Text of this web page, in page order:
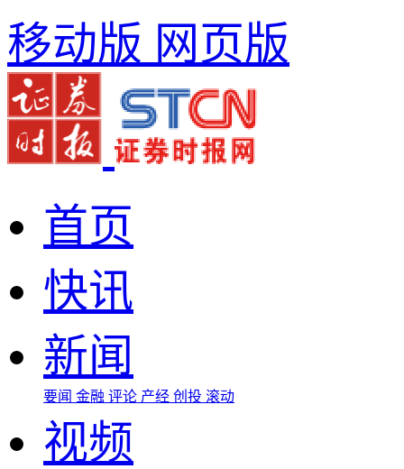
移动版 网页版
首页
快讯
新闻
要闻 金融 评论 产经 创投 滚动
视频